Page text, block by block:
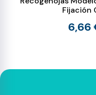
Fijación
6,66